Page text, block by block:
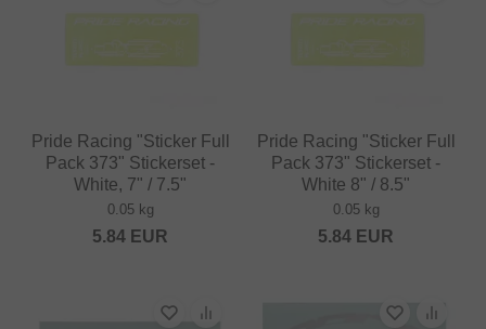
Pride Racing "Sticker Full
Pack 373" Stickerset -
White, 7" / 7.5"
0.05 kg
5.84 EUR
Pride Racing "Sticker Full
Pack 373" Stickerset -
White 8" / 8.5"
0.05 kg
5.84 EUR